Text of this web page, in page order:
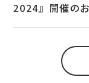
2024』開催の